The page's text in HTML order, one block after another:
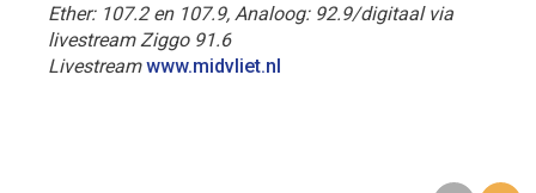
Ether: 107.2 en 107.9, Analoog: 92.9/digitaal via
livestream Ziggo 91.6
Livestreamwww.midvliet.nl